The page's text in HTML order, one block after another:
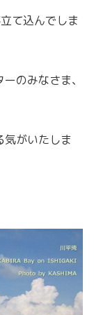
て込んでしま
のみなさま、
がいたしま